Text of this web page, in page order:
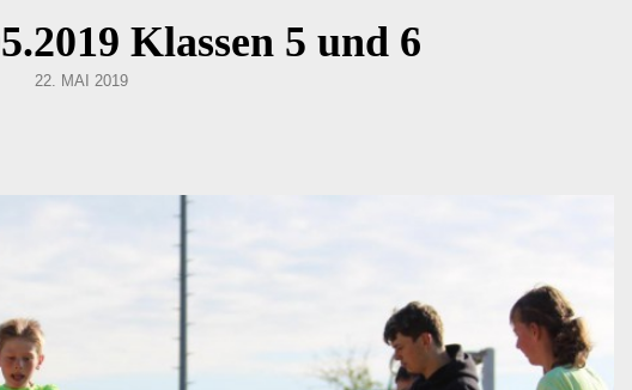
Klassen 5 und 6
POSTED
22. MAI 2019